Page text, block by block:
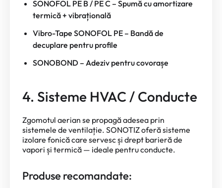
SONOFOL PE B / PE C – Spumă cu amortizare
termică + vibrațională
Vibro-Tape SONOFOL PE – Bandă de
decuplare pentru profile
SONOBOND – Adeziv pentru covorașe
4. Sisteme HVAC / Conducte
Zgomotul aerian se propagă adesea prin
sistemele de ventilație. SONOTIZ oferă sisteme
izolare fonică care servesc și drept barieră de
vapori și termică — ideale pentru conducte.
Produse recomandate: